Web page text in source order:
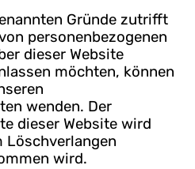
Gründe zutrifft
personenbezogenen
dieser Website
möchten, können
wenden. Der
dieser Website wird
Löschverlangen
wird.